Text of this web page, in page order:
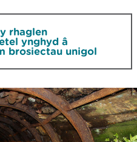
rhaglen
ynghyd â
brosiectau unigol